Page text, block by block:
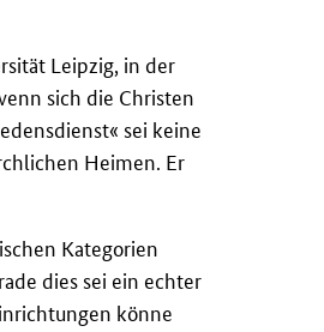
Leipzig, in der
sich die Christen
sei keine
Heimen. Er
Kategorien
dies sei ein echter
könne